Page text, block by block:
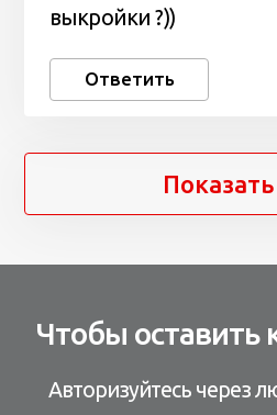
выкройки ?))
Ответить
Чтобы оставить
Авторизуйтесь через